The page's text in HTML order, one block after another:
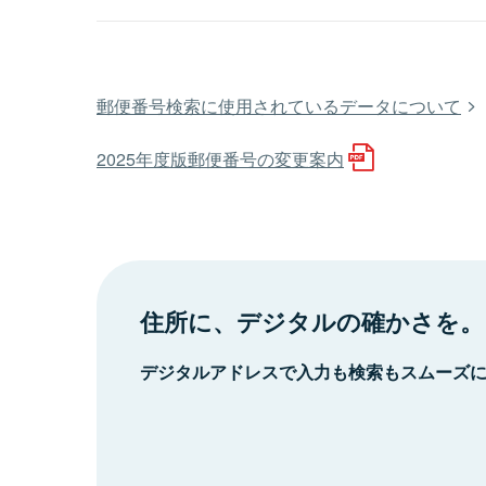
郵便番号検索に使用されているデータについて
2025年度版郵便番号の変更案内
住所に、デジタルの確かさを。
デジタルアドレスで入力も検索もスムーズ